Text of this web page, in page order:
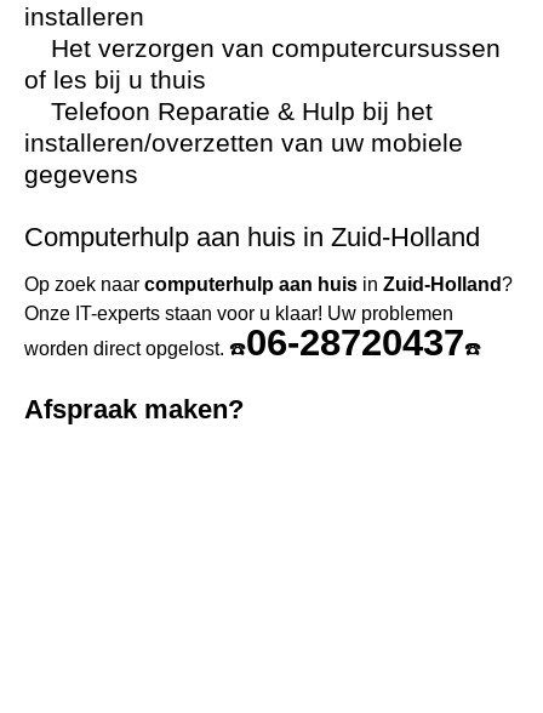
installeren
Het verzorgen van computercursussen
of les bij u thuis
Telefoon Reparatie & Hulp bij het
installeren/overzetten van uw mobiele
gegevens
Computerhulp aan huis in Zuid-Holland
Op zoek naar computerhulp aan huis in Zuid-Holland?
Onze IT-experts staan voor u klaar! Uw problemen
worden direct opgelost. ☎️06-28720437☎️
Afspraak maken?